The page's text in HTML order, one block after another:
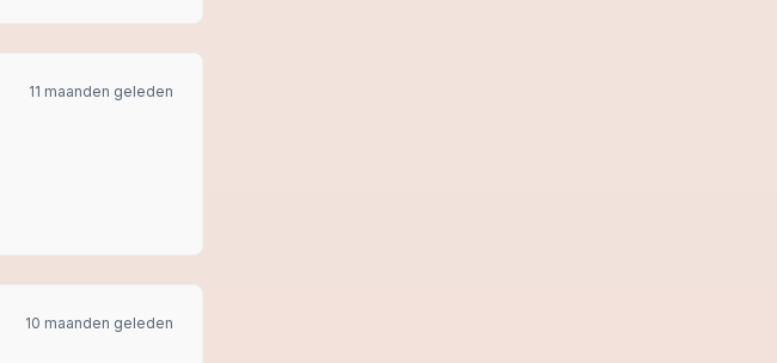
11 maanden geleden
10 maanden geleden